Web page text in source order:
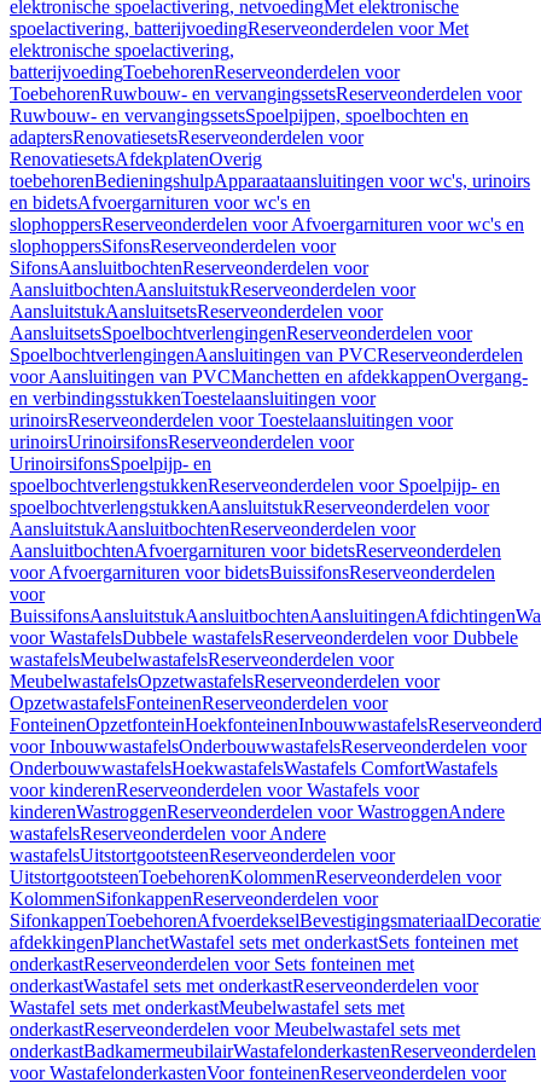
elektronische spoelactivering, netvoedingMet elektronische
spoelactivering, batterijvoedingReserveonderdelen voor Met
elektronische spoelactivering,
batterijvoedingToebehorenReserveonderdelen voor
ToebehorenRuwbouw- en vervangingssetsReserveonderdelen voor
Ruwbouw- en vervangingssetsSpoelpijpen, spoelbochten en
adaptersRenovatiesetsReserveonderdelen voor
RenovatiesetsAfdekplatenOverig
toebehorenBedieningshulpApparaataansluitingen voor wc's, urinoirs
en bidetsAfvoergarnituren voor wc's en
slophoppersReserveonderdelen voor Afvoergarnituren voor wc's en
slophoppersSifonsReserveonderdelen voor
SifonsAansluitbochtenReserveonderdelen voor
AansluitbochtenAansluitstukReserveonderdelen voor
AansluitstukAansluitsetsReserveonderdelen voor
AansluitsetsSpoelbochtverlengingenReserveonderdelen voor
SpoelbochtverlengingenAansluitingen van PVCReserveonderdelen
voor Aansluitingen van PVCManchetten en afdekkappenOvergang-
en verbindingsstukkenToestelaansluitingen voor
urinoirsReserveonderdelen voor Toestelaansluitingen voor
urinoirsUrinoirsifonsReserveonderdelen voor
UrinoirsifonsSpoelpijp- en
spoelbochtverlengstukkenReserveonderdelen voor Spoelpijp- en
spoelbochtverlengstukkenAansluitstukReserveonderdelen voor
AansluitstukAansluitbochtenReserveonderdelen voor
AansluitbochtenAfvoergarnituren voor bidetsReserveonderdelen
voor Afvoergarnituren voor bidetsBuissifonsReserveonderdelen
voor
BuissifonsAansluitstukAansluitbochtenAansluitingenAfdichtingen
voor WastafelsDubbele wastafelsReserveonderdelen voor Dubbele
wastafelsMeubelwastafelsReserveonderdelen voor
MeubelwastafelsOpzetwastafelsReserveonderdelen voor
OpzetwastafelsFonteinenReserveonderdelen voor
FonteinenOpzetfonteinHoekfonteinenInbouwwastafels
voor InbouwwastafelsOnderbouwwastafelsReserveonderdelen voor
OnderbouwwastafelsHoekwastafelsWastafels ComfortWastafels
voor kinderenReserveonderdelen voor Wastafels voor
kinderenWastroggenReserveonderdelen voor WastroggenAndere
wastafelsReserveonderdelen voor Andere
wastafelsUitstortgootsteenReserveonderdelen voor
UitstortgootsteenToebehorenKolommenReserveonderdelen voor
KolommenSifonkappenReserveonderdelen voor
SifonkappenToebehorenAfvoerdekselBevestigingsmateriaal
afdekkingenPlanchetWastafel sets met onderkastSets fonteinen met
onderkastReserveonderdelen voor Sets fonteinen met
onderkastWastafel sets met onderkastReserveonderdelen voor
Wastafel sets met onderkastMeubelwastafel sets met
onderkastReserveonderdelen voor Meubelwastafel sets met
onderkastBadkamermeubilairWastafelonderkastenReserveonderdelen
voor WastafelonderkastenVoor fonteinenReserveonderdelen voor